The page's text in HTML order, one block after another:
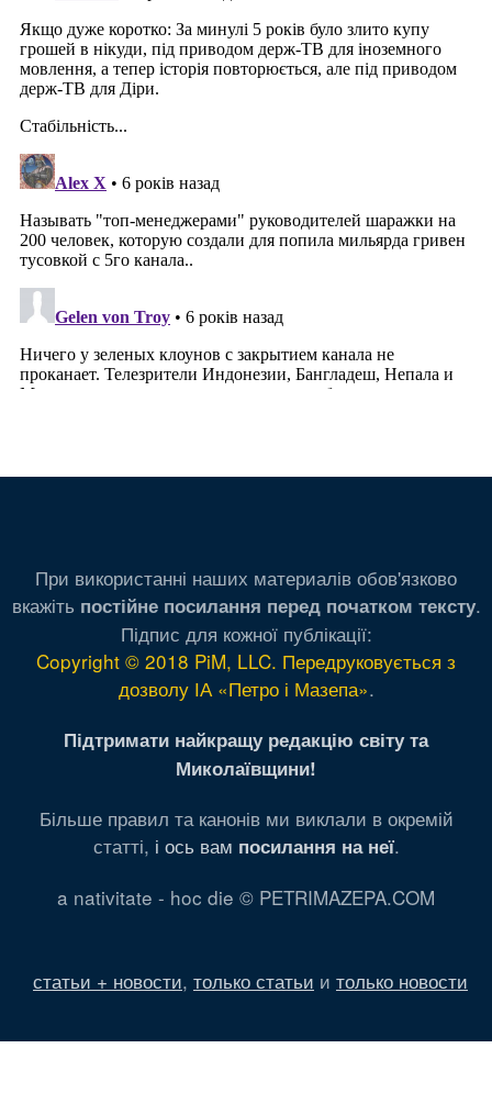
При використанні наших материалів обов'язково
вкажіть постійне посилання перед початком тексту.
Підпис для кожної публікації:
Copyright © 2018 PiM, LLC. Передруковується з
дозволу ІА «Петро і Мазепа».
Підтримати найкращу редакцію світу та
Миколаївщини!
Більше правил та канонів ми виклали в окремій
статті, і ось вам посилання на неї.
a nativitate - hoc die © PETRIMAZEPA.COM
статьи + новости, только статьи и только новости